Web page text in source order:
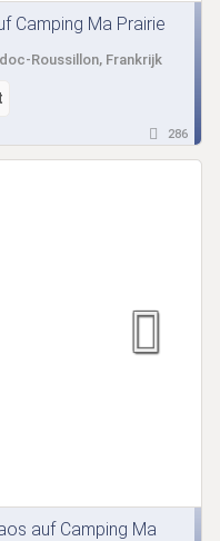
Camping Ma Prairie
Roussillon, Frankrijk
286
auf Camping Ma